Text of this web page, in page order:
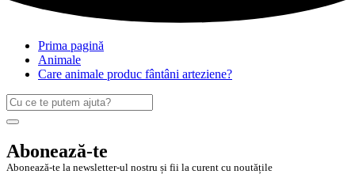
Prima pagină
Animale
Care animale produc fântâni arteziene?
Caută
după:
Search
Abonează-te
Abonează-te la newsletter-ul nostru și fii la curent cu noutățile